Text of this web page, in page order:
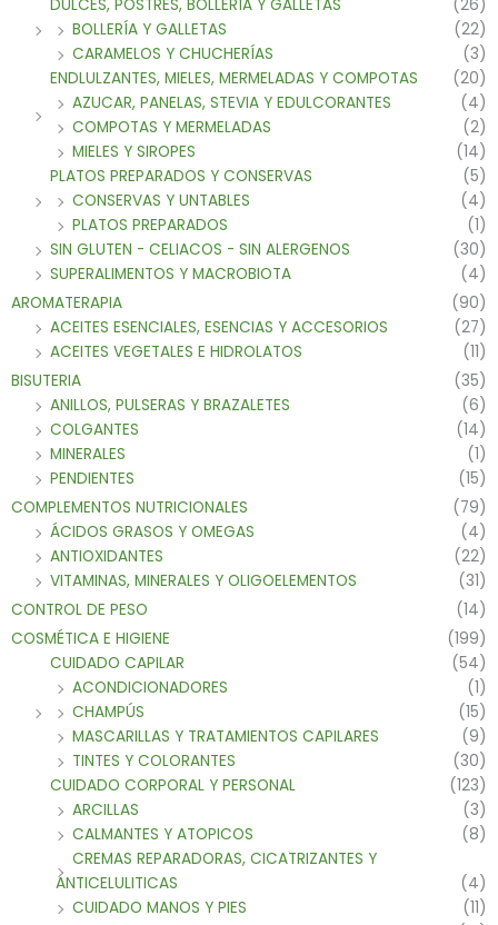
DULCES, POSTRES, BOLLERÍA Y GALLETAS
(26)
BOLLERÍA Y GALLETAS
(22)
CARAMELOS Y CHUCHERÍAS
(3)
ENDLULZANTES, MIELES, MERMELADAS Y COMPOTAS
(20)
AZUCAR, PANELAS, STEVIA Y EDULCORANTES
(4)
COMPOTAS Y MERMELADAS
(2)
MIELES Y SIROPES
(14)
PLATOS PREPARADOS Y CONSERVAS
(5)
CONSERVAS Y UNTABLES
(4)
PLATOS PREPARADOS
(1)
SIN GLUTEN - CELIACOS - SIN ALERGENOS
(30)
SUPERALIMENTOS Y MACROBIOTA
(4)
AROMATERAPIA
(90)
ACEITES ESENCIALES, ESENCIAS Y ACCESORIOS
(27)
ACEITES VEGETALES E HIDROLATOS
(11)
BISUTERIA
(35)
ANILLOS, PULSERAS Y BRAZALETES
(6)
COLGANTES
(14)
MINERALES
(1)
PENDIENTES
(15)
COMPLEMENTOS NUTRICIONALES
(79)
ÁCIDOS GRASOS Y OMEGAS
(4)
ANTIOXIDANTES
(22)
VITAMINAS, MINERALES Y OLIGOELEMENTOS
(31)
CONTROL DE PESO
(14)
COSMÉTICA E HIGIENE
(199)
CUIDADO CAPILAR
(54)
ACONDICIONADORES
(1)
CHAMPÚS
(15)
MASCARILLAS Y TRATAMIENTOS CAPILARES
(9)
TINTES Y COLORANTES
(30)
CUIDADO CORPORAL Y PERSONAL
(123)
ARCILLAS
(3)
CALMANTES Y ATOPICOS
(8)
CREMAS REPARADORAS, CICATRIZANTES Y
ANTICELULITICAS
(4)
CUIDADO MANOS Y PIES
(11)